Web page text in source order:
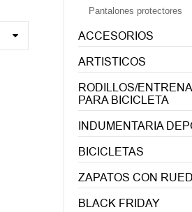
Pantalones protectores
ACCESORIOS
ARTISTICOS
RODILLOS/
PARA BICICLETA
INDUMENTARIA
BICICLETAS
ZAPATOS CON
BLACK FRIDAY